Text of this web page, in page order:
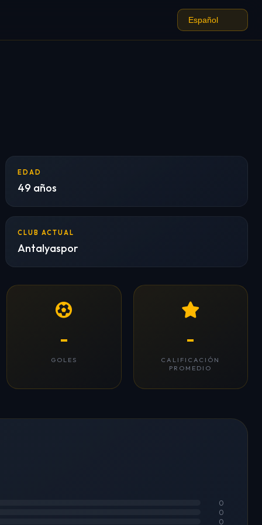
EDAD
49 años
CLUB ACTUAL
Antalyaspor
-
GOLES
-
CALIFICACIÓN
PROMEDIO
0
0
0